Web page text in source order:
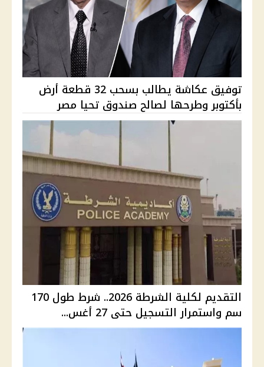
توفيق عكاشة يطالب بسحب 32 قطعة أرض
بأكتوبر وطرحها لصالح صندوق تحيا مصر
التقديم لكلية الشرطة 2026.. شرط طول 170
سم واستمرار التسجيل حتى 27 أغس...